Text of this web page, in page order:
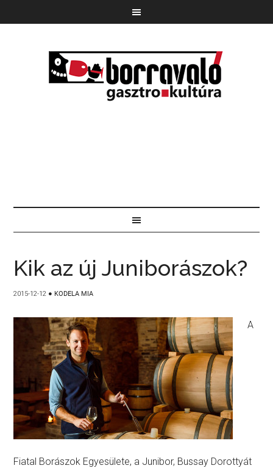
Kik az új Juniborászok?
2015-12-12 ● KODELA MIA
A
Fiatal Borászok Egyesülete, a Junibor, Bussay Dorottyát